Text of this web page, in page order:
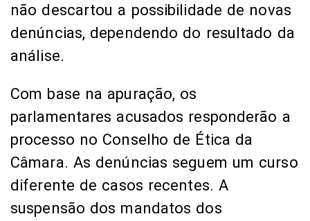
não descartou a possibilidade de novas
denúncias, dependendo do resultado da
análise.
Com base na apuração, os
parlamentares acusados responderão a
processo no Conselho de Ética da
Câmara. As denúncias seguem um curso
diferente de casos recentes. A
suspensão dos mandatos dos